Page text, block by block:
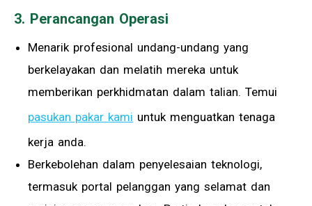
3. Perancangan Operasi
Menarik profesional undang-undang yang
berkelayakan dan melatih mereka untuk
memberikan perkhidmatan dalam talian. Temui
pasukan pakar kami untuk menguatkan tenaga
kerja anda.
Berkebolehan dalam penyelesaian teknologi,
termasuk portal pelanggan yang selamat dan